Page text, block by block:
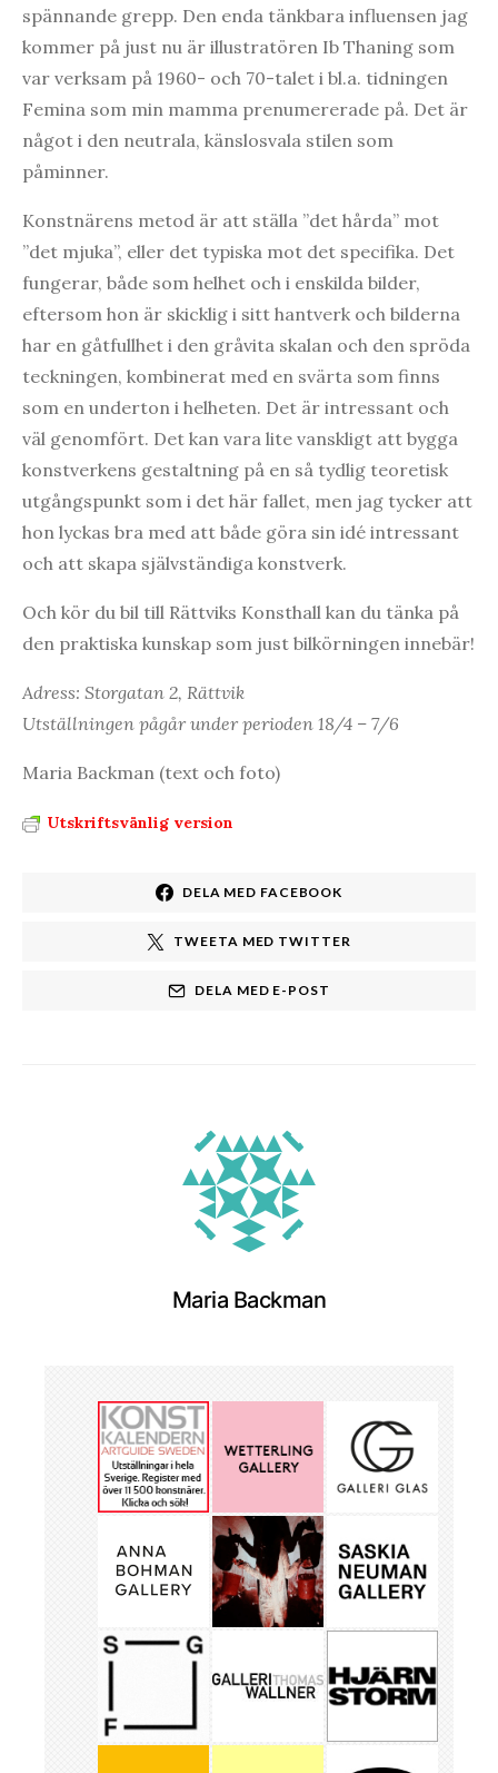
spännande grepp. Den enda tänkbara influensen jag
kommer på just nu är illustratören Ib Thaning som
var verksam på 1960- och 70-talet i bl.a. tidningen
Femina som min mamma prenumererade på. Det är
något i den neutrala, känslosvala stilen som
påminner.
Konstnärens metod är att ställa ”det hårda” mot
”det mjuka”, eller det typiska mot det specifika. Det
fungerar, både som helhet och i enskilda bilder,
eftersom hon är skicklig i sitt hantverk och bilderna
har en gåtfullhet i den gråvita skalan och den spröda
teckningen, kombinerat med en svärta som finns
som en underton i helheten. Det är intressant och
väl genomfört. Det kan vara lite vanskligt att bygga
konstverkens gestaltning på en så tydlig teoretisk
utgångspunkt som i det här fallet, men jag tycker att
hon lyckas bra med att både göra sin idé intressant
och att skapa självständiga konstverk.
Och kör du bil till Rättviks Konsthall kan du tänka på
den praktiska kunskap som just bilkörningen innebär!
Adress: Storgatan 2, Rättvik
Utställningen pågår under perioden 18/4 – 7/6
Maria Backman (text och foto)
Utskriftsvänlig version
DELA MED FACEBOOK
TWEETA MED TWITTER
DELA MED E-POST
Maria Backman